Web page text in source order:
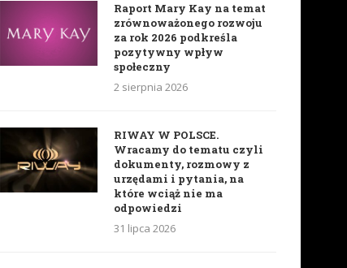
Raport Mary Kay na temat
zrównoważonego rozwoju
za rok 2026 podkreśla
pozytywny wpływ
społeczny
2 sierpnia 2026
RIWAY W POLSCE.
Wracamy do tematu czyli
dokumenty, rozmowy z
urzędami i pytania, na
które wciąż nie ma
odpowiedzi
31 lipca 2026